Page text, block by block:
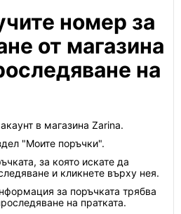
номер за
от магазина
на
в магазина Zarina.
"Моите поръчки".
за която искате да
и кликнете върху нея.
за поръчката трябва
на пратката.